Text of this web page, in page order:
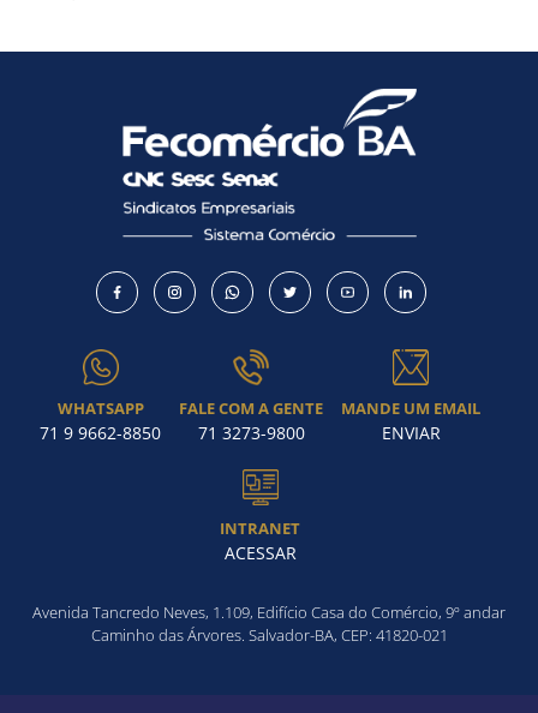
Como utilizar
WHATSAPP
71 9 9662-8850
FALE COM A GENTE
71 3273-9800
MANDE UM EMAIL
ENVIAR
INTRANET
ACESSAR
Avenida Tancredo Neves, 1.109, Edifício Casa do Comércio, 9º andar
Caminho das Árvores. Salvador-BA, CEP: 41820-021